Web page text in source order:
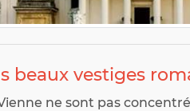
beaux vestiges
ne sont pas